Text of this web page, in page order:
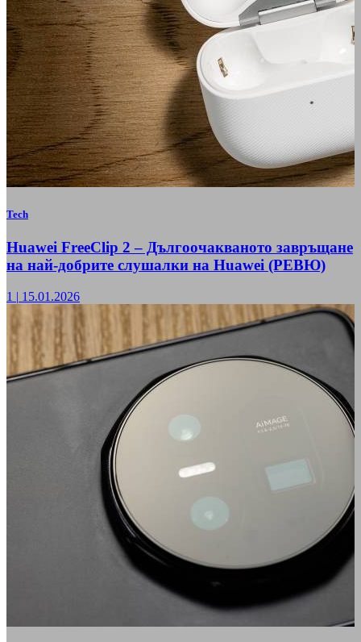
Tech
Huawei FreeClip 2 – Дългоочакваното завръщане
на най-добрите слушалки на Huawei (РЕВЮ)
1 | 15.01.2026